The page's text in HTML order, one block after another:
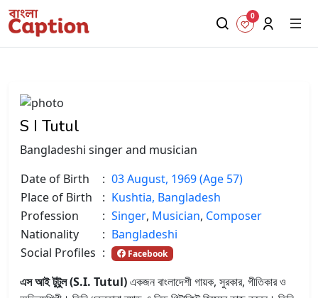
0
S I Tutul
Bangladeshi singer and musician
Date of Birth
: 03 August, 1969 (Age 57)
Place of Birth
: Kushtia, Bangladesh
Profession
: Singer, Musician, Composer
Nationality
: Bangladeshi
Social Profiles : Facebook
এস আই টুটুল (S.I. Tutul)একজন বাংলাদেশী গায়ক, সুরকার, গীতিকার ও